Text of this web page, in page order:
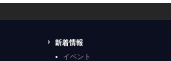
新着情報
イベント